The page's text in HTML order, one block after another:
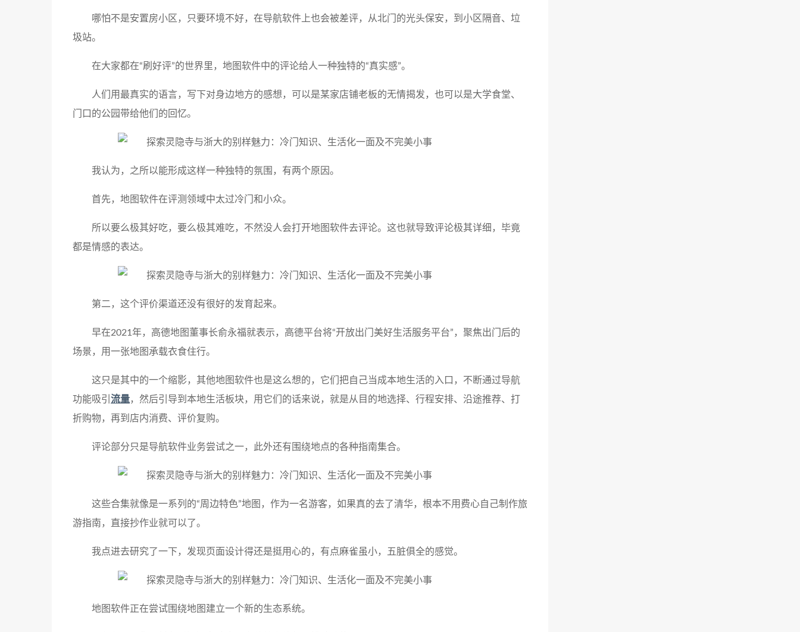
哪怕不是安置房小区，只要环境不好，在导航软件上也会被差评，从北门的光头保安，到小区隔音、垃
圾站。
在大家都在“刷好评”的世界里，地图软件中的评论给人一种独特的“真实感”。
人们用最真实的语言，写下对身边地方的感想，可以是某家店铺老板的无情揭发，也可以是大学食堂、
门口的公园带给他们的回忆。
我认为，之所以能形成这样一种独特的氛围，有两个原因。
首先，地图软件在评测领域中太过冷门和小众。
所以要么极其好吃，要么极其难吃，不然没人会打开地图软件去评论。这也就导致评论极其详细，毕竟
都是情感的表达。
第二，这个评价渠道还没有很好的发育起来。
早在2021年，高德地图董事长俞永福就表示，高德平台将“开放出门美好生活服务平台”，聚焦出门后的
场景，用一张地图承载衣食住行。
这只是其中的一个缩影，其他地图软件也是这么想的，它们把自己当成本地生活的入口，不断通过导航
功能吸引 流量，然后引导到本地生活板块，用它们的话来说，就是从目的地选择、行程安排、沿途推荐、打
折购物，再到店内消费、评价复购。
评论部分只是导航软件业务尝试之一，此外还有围绕地点的各种指南集合。
这些合集就像是一系列的“周边特色”地图，作为一名游客，如果真的去了清华，根本不用费心自己制作旅
游指南，直接抄作业就可以了。
我点进去研究了一下，发现页面设计得还是挺用心的，有点麻雀虽小，五脏俱全的感觉。
地图软件正在尝试围绕地图建立一个新的生态系统。